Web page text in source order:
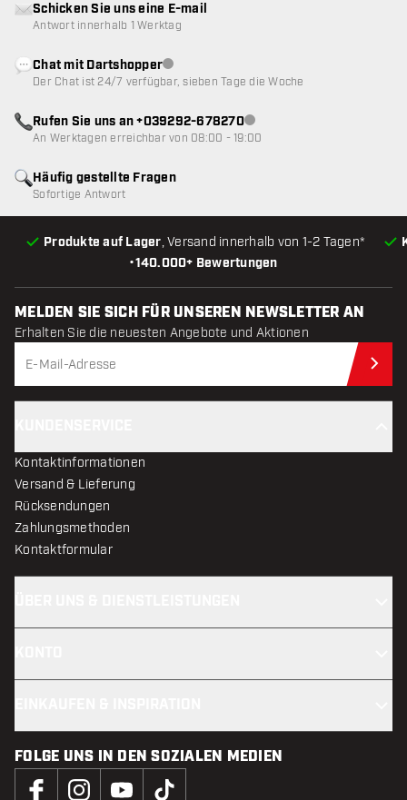
•140.000+ Bewertungen
Produkte auf Lager, Versand innerhalb von 1-2 Tagen*
Häufig gestellte Fragen
Sofortige Antwort
Schicken Sie uns eine E-mail
Antwort innerhalb 1 Werktag
Chat mit DartshopperKundenservice nicht verfügbar
Der Chat ist 24/7 verfügbar, sieben Tage die Woche
Rufen Sie uns an +039292-678270Kundenservice nicht
An Werktagen erreichbar von 08:00 - 19:00
MELDEN SIE SICH FÜR UNSEREN NEWSLETTER AN
Erhalten Sie die neuesten Angebote und Aktionen
Kontaktinformationen
Versand & Lieferung
Rücksendungen
Zahlungsmethoden
Kontaktformular
FOLGE UNS IN DEN SOZIALEN MEDIEN